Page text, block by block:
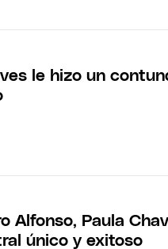
le hizo un
Alfonso, Paula
único y exitoso